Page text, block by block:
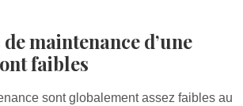
maintenance d’une
faibles
sont globalement assez faibles au